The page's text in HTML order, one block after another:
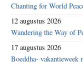
Chanting for World
12 augustus 2026
Wandering the Way of
17 augustus 2026
Boeddha- vakantieweek